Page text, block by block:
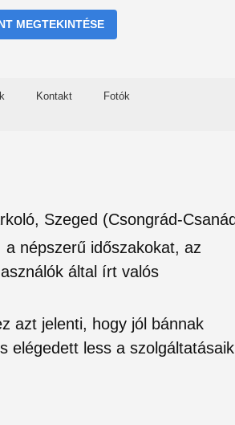
MEGTEKINTÉSE
Kontakt Fotók
Szeged (Csongrád-
népszerű időszakokat, az
által írt valós
azt jelenti, hogy jól bánnak
elégedett less a